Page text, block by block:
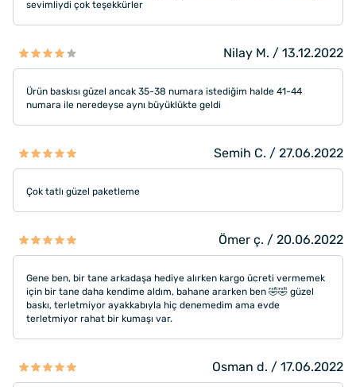
sevimliydi çok teşekkürler
Nilay M. / 13.12.2022
Ürün baskısı güzel ancak 35-38 numara istediğim halde 41-44
numara ile neredeyse aynı büyüklükte geldi
Semih C. / 27.06.2022
Çok tatlı güzel paketleme
Ömer ç. / 20.06.2022
Gene ben, bir tane arkadaşa hediye alırken kargo ücreti vermemek
için bir tane daha kendime aldım, bahane ararken ben 🤣🤣 güzel
baskı, terletmiyor ayakkabıyla hiç denemedim ama evde
terletmiyor rahat bir kumaşı var.
Osman d. / 17.06.2022